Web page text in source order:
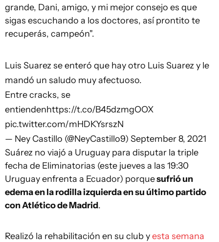
grande, Dani, amigo, y mi mejor consejo es que
sigas escuchando a los doctores, así prontito te
recuperás, campeón".
Luis Suarez se enteró que hay otro Luis Suarez y le
mandó un saludo muy afectuoso.
Entre cracks, se
entiendenhttps://t.co/B45dzmgOOX
pic.twitter.com/mHDKYsrszN
— Ney Castillo (@NeyCastillo9) September 8, 2021
Suárez no viajó a Uruguay para disputar la triple
fecha de Eliminatorias (este jueves a las 19:30
Uruguay enfrenta a Ecuador) porquesufrió un
edema en la rodilla izquierda en su último partido
con Atlético de Madrid.
Realizó la rehabilitación en su club yesta semana